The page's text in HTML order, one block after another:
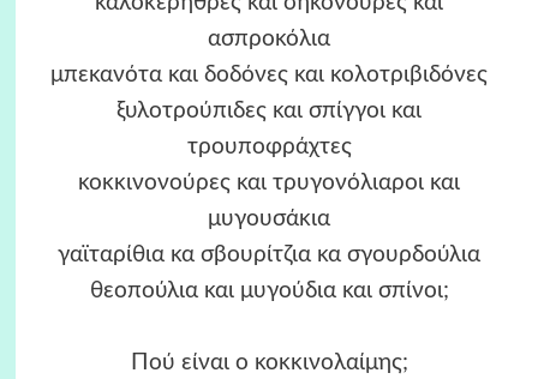
ασπροκόλια
μπεκανότα και δοδόνες και κολοτριβιδόνες
ξυλοτρούπιδες και σπίγγοι και
τρουποφράχτες
κοκκινονούρες και τρυγονόλιαροι και
μυγουσάκια
γαϊταρίθια κα σβουρίτζια κα σγουρδούλια
θεοπούλια και μυγούδια και σπίνοι;
Πού είναι ο κοκκινολαίμης;